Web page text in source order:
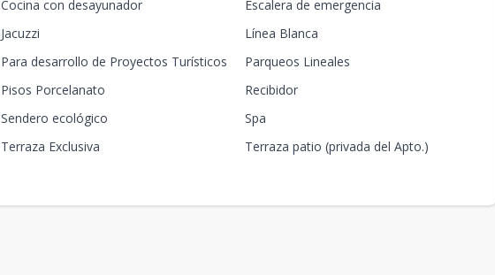
Cocina con desayunador
Escalera de emergencia
Jacuzzi
Línea Blanca
Para desarrollo de Proyectos Turísticos
Parqueos Lineales
Pisos Porcelanato
Recibidor
Sendero ecológico
Spa
Terraza Exclusiva
Terraza patio (privada del Apto.)